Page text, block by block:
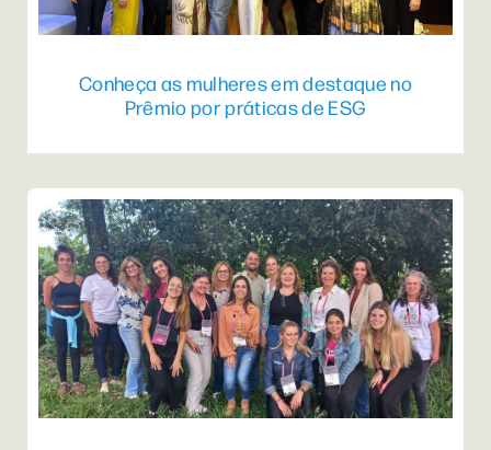
Conheça as mulheres em destaque no
Prêmio por práticas de ESG